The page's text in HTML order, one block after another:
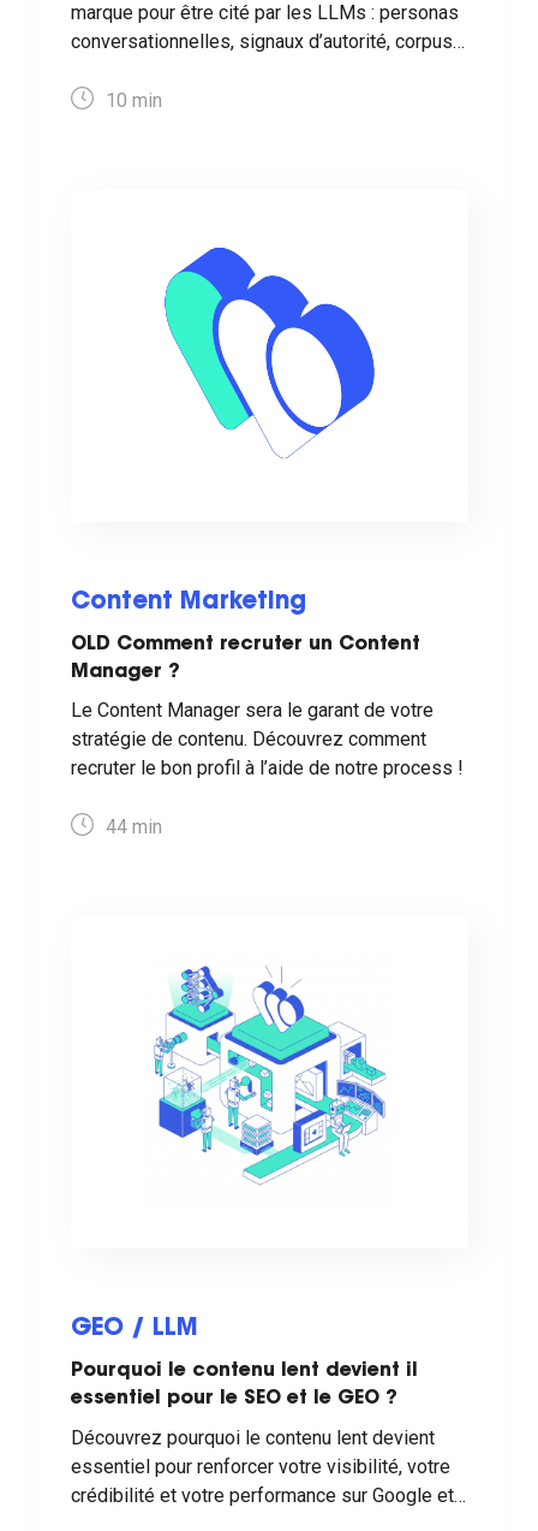
marque pour être cité par les LLMs : personas
conversationnelles, signaux d’autorité, corpus
actionnable pour gagner en visibilité dans les
10 min
Content Marketing
OLD Comment recruter un Content
Manager ?
Le Content Manager sera le garant de votre
stratégie de contenu. Découvrez comment
recruter le bon profil à l’aide de notre process !
44min
GEO / LLM
Pourquoi le contenu lent devient il
essentiel pour le SEO et le GEO ?
Découvrez pourquoi le contenu lent devient
essentiel pour renforcer votre visibilité, votre
crédibilité et votre performance sur Google et